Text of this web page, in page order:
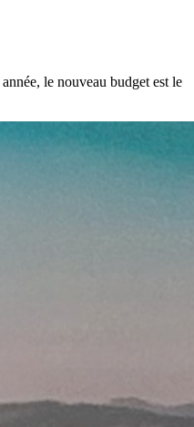
le nouveau budget est le